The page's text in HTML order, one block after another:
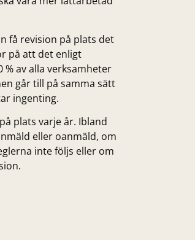
få revision på plats det
på att det enligt
av alla verksamheter
går till på samma sätt
ingenting.
plats varje år. Ibland
eller oanmäld, om
inte följs eller om